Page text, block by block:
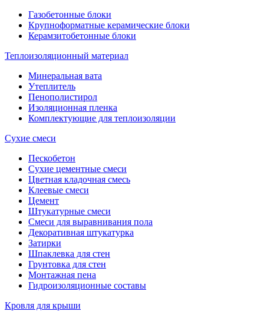
Газобетонные блоки
Крупноформатные керамические блоки
Керамзитобетонные блоки
Теплоизоляционный материал
Минеральная вата
Утеплитель
Пенополистирол
Изоляционная пленка
Комплектующие для теплоизоляции
Сухие смеси
Пескобетон
Сухие цементные смеси
Цветная кладочная смесь
Клеевые смеси
Цемент
Штукатурные смеси
Смеси для выравнивания пола
Декоративная штукатурка
Затирки
Шпаклевка для стен
Грунтовка для стен
Монтажная пена
Гидроизоляционные составы
Кровля для крыши